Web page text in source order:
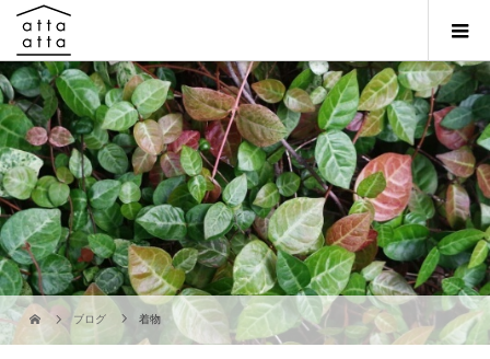
ブログ 着物